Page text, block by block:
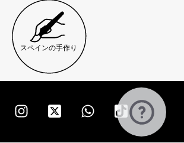
スペインの手作り